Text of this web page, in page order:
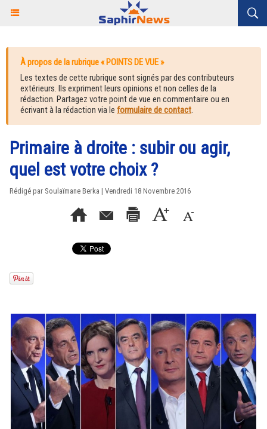
À propos de la rubrique « POINTS DE VUE »
Les textes de cette rubrique sont signés par des contributeurs
extérieurs. Ils expriment leurs opinions et non celles de la
rédaction. Partagez votre point de vue en commentaire ou en
écrivant à la rédaction via le formulaire de contact.
Primaire à droite : subir ou agir,
quel est votre choix ?
Rédigé par Soulaïmane Berka | Vendredi 18 Novembre 2016